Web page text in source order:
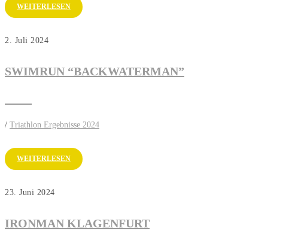
WEITERLESEN
2. Juli 2024
SWIMRUN “BACKWATERMAN”
/ Triathlon Ergebnisse 2024
WEITERLESEN
23. Juni 2024
IRONMAN KLAGENFURT